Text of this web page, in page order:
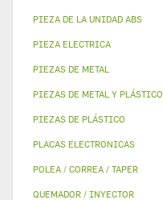
PIEZA DE LA UNIDAD ABS
PIEZA ELECTRICA
PIEZAS DE METAL
PIEZAS DE METAL Y PLÁSTICO
PIEZAS DE PLÁSTICO
PLACAS ELECTRONICAS
POLEA / CORREA / TAPER
QUEMADOR / INYECTOR